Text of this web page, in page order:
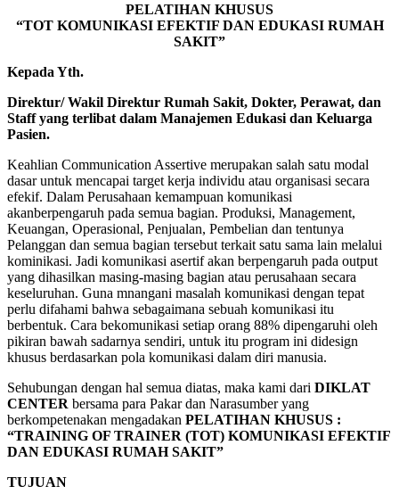
PELATIHAN KHUSUS
“TOT KOMUNIKASI EFEKTIF DAN EDUKASI RUMAH
SAKIT”
Kepada Yth.
Direktur/ Wakil Direktur Rumah Sakit, Dokter, Perawat, dan
Staff yang terlibat dalam Manajemen Edukasi dan Keluarga
Pasien.
Keahlian Communication Assertive merupakan salah satu modal
dasar untuk mencapai target kerja individu atau organisasi secara
efekif. Dalam Perusahaan kemampuan komunikasi
akanberpengaruh pada semua bagian. Produksi, Management,
Keuangan, Operasional, Penjualan, Pembelian dan tentunya
Pelanggan dan semua bagian tersebut terkait satu sama lain melalui
kominikasi. Jadi komunikasi asertif akan berpengaruh pada output
yang dihasilkan masing-masing bagian atau perusahaan secara
keseluruhan. Guna mnangani masalah komunikasi dengan tepat
perlu difahami bahwa sebagaimana sebuah komunikasi itu
berbentuk. Cara bekomunikasi setiap orang 88% dipengaruhi oleh
pikiran bawah sadarnya sendiri, untuk itu program ini didesign
khusus berdasarkan pola komunikasi dalam diri manusia.
Sehubungan dengan hal semua diatas, maka kami dari DIKLAT
CENTER bersama para Pakar dan Narasumber yang
berkompetenakan mengadakan PELATIHAN KHUSUS :
“TRAINING OF TRAINER (TOT) KOMUNIKASI EFEKTIF
DAN EDUKASI RUMAH SAKIT”
TUJUAN